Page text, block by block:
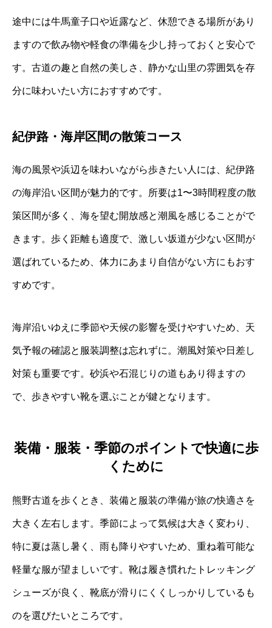
途中には牛馬童子口や近露など、休憩できる場所があり
ますので飲み物や軽食の準備を少し持っておくと安心で
す。古道の趣と自然の美しさ、静かな山里の雰囲気を存
分に味わいたい方におすすめです。
紀伊路・海岸区間の散策コース
海の風景や浜辺を味わいながら歩きたい人には、紀伊路
の海岸沿い区間が魅力的です。所要は1〜3時間程度の散
策区間が多く、海を望む開放感と潮風を感じることがで
きます。歩く距離も適度で、激しい坂道が少ない区間が
選ばれているため、体力にあまり自信がない方にもおす
すめです。
海岸沿いゆえに季節や天候の影響を受けやすいため、天
気予報の確認と服装調整は忘れずに。潮風対策や日差し
対策も重要です。砂浜や石混じりの道もあり得ますの
で、歩きやすい靴を選ぶことが鍵となります。
装備・服装・季節のポイントで快適に歩
くために
熊野古道を歩くとき、装備と服装の準備が旅の快適さを
大きく左右します。季節によって気候は大きく変わり、
特に夏は蒸し暑く、雨も降りやすいため、重ね着可能な
軽量な服が望ましいです。靴は履き慣れたトレッキング
シューズが良く、靴底が滑りにくくしっかりしているも
のを選びたいところです。